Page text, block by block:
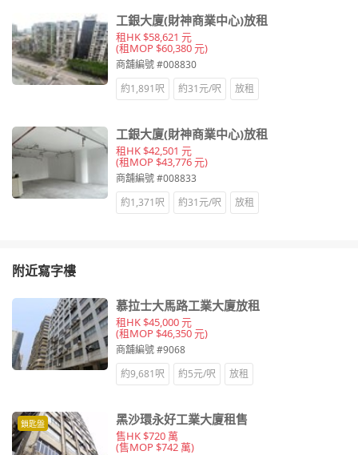
工銀大廈(財神商業中心)放租
租HK $58,621 元
(租MOP $60,380 元)
商舖編號 #008830
約1,891呎
約31元/呎 放租
工銀大廈(財神商業中心)放租
租HK $42,501 元
(租MOP $43,776 元)
商舖編號 #008833
約1,371呎
約31元/呎 放租
附近寫字樓
慕拉士大馬路工業大廈放租
租HK $45,000 元
(租MOP $46,350 元)
商舖編號 #9068
約9,681呎
約5元/呎 放租
鎖匙盤 黑沙環永好工業大廈租售
售HK $720 萬
(售MOP $742 萬)